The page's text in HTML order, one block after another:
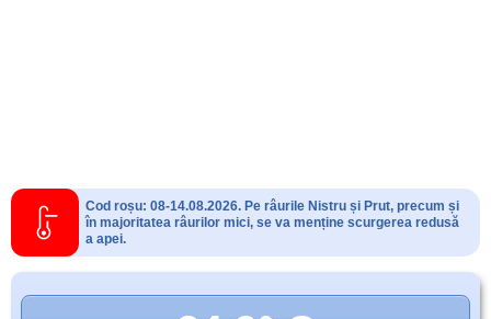
Cod roșu: 08-14.08.2026. Pe râurile Nistru și Prut, precum și
în majoritatea râurilor mici, se va menține scurgerea redusă
a apei.